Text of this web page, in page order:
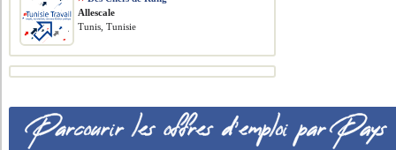
Allescale
Tunis, Tunisie